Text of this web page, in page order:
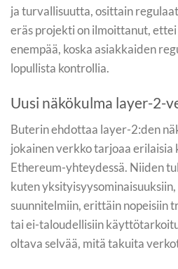
ja turvallisuutta, osittain
eräs projekti on ilmoittanut,
enempää, koska asiakkaiden
lopullista kontrollia.
Uusi näkökulma layer-2-
Buterin ehdottaa layer-2:den
jokainen verkko tarjoaa erilaisia
Ethereum-yhteydessä. Niiden
kuten
suunnitelmiin, erittäin nopeisiin
tai ei-taloudellisiin
oltava selvää, mitä takuita